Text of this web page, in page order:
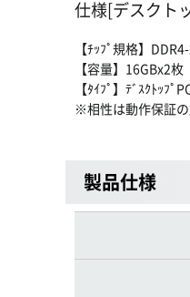
仕様[デスクト
【ﾁｯﾌﾟ規格】
【容量】16GBx2
【ﾀｲﾌﾟ】ﾃﾞｽｸﾄｯﾌﾟ
※相性は動作保証
製品仕様